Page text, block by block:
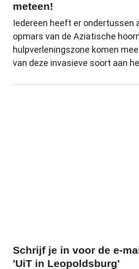
meteen!
Iedereen heeft er ondertussen
opmars van de Aziatische
hulpverleningszone komen
van deze invasieve soort aan
Schrijf je in voor de e-
'UiT in Leopoldsburg'